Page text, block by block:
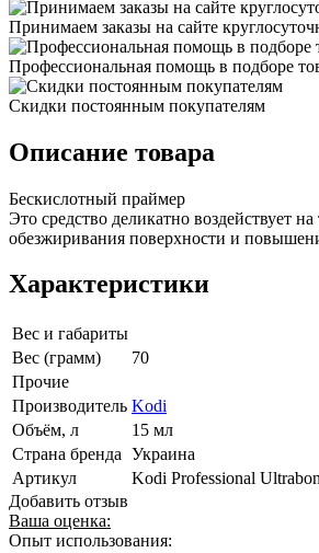
Принимаем заказы на сайте
Профессиональная помощь в подборе
Скидки постоянным покупателям
Описание товара
Бескислотный праймер
Это средство деликатно воздействует
обезжиривания поверхности и
Характеристики
Вес и габариты
Вес (грамм)
70
Прочие
Производитель Kodi
Объём, л
15 мл
Страна бренда Украина
Артикул
Kodi Professional
Добавить отзыв
Ваша оценка:
Опыт использования: